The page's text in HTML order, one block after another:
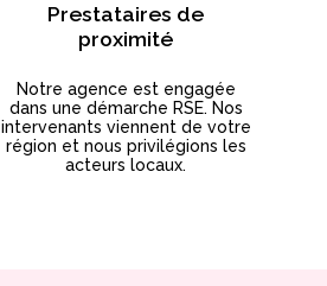
Prestataires de
proximité
Notre agence est engagée
dans une démarche RSE. Nos
intervenants viennent de votre
région et nous privilégions les
acteurs locaux.